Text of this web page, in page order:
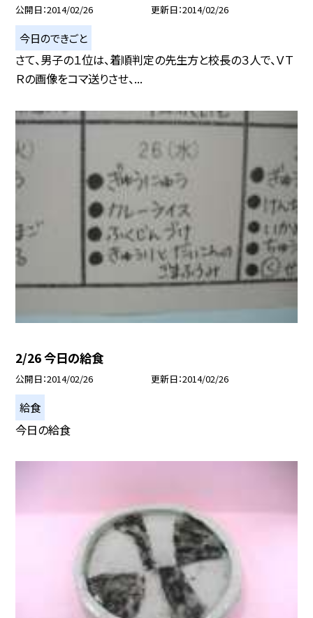
公開日 2014/02/26 更新日 2014/02/26
今日のできごと
さて、男子の１位は、着順判定の先生方と校長の３人で、ＶＴ
Ｒの画像をコマ送りさせ、...
2/26 今日の給食
公開日 2014/02/26 更新日 2014/02/26
給食
今日の給食